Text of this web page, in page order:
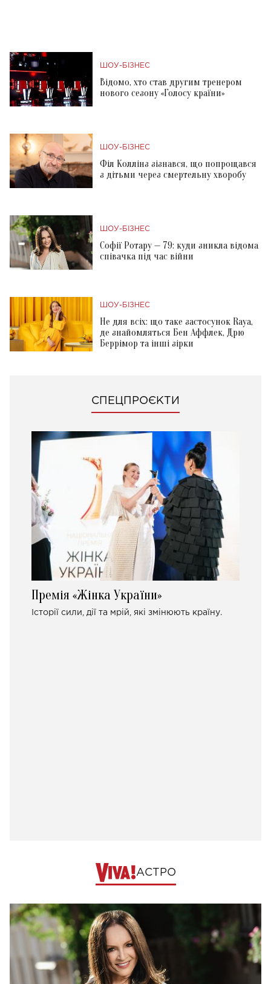
ШОУ-БІЗНЕС
Відомо, хто став другим тренером
нового сезону «Голосу країни»
ШОУ-БІЗНЕС
Філ Коллінз зізнався, що попрощався
з дітьми через смертельну хворобу
ШОУ-БІЗНЕС
Софії Ротару — 79: куди зникла відома
співачка під час війни
ШОУ-БІЗНЕС
Не для всіх: що таке застосунок Raya,
де знайомляться Бен Аффлек, Дрю
Беррімор та інші зірки
СПЕЦПРОЄКТИ
Премія «Жінка України»
Історії сили, дії та мрій, які змінюють країну.
АСТРО